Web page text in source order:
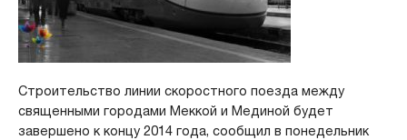
Строительство линии скоростного поезда между
священными городами Меккой и Мединой будет
завершено к концу 2014 года, сообщил в понедельник